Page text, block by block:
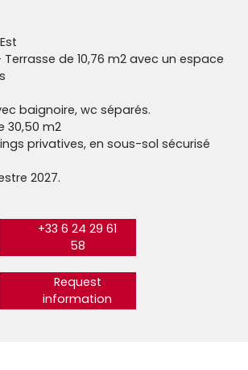
Terrasse de 10,76 m2 avec un espace
baignoire, wc séparés.
30,50 m2
privatives, en sous-sol sécurisé
2027.
+33 6 24 29 61
58
Request
information